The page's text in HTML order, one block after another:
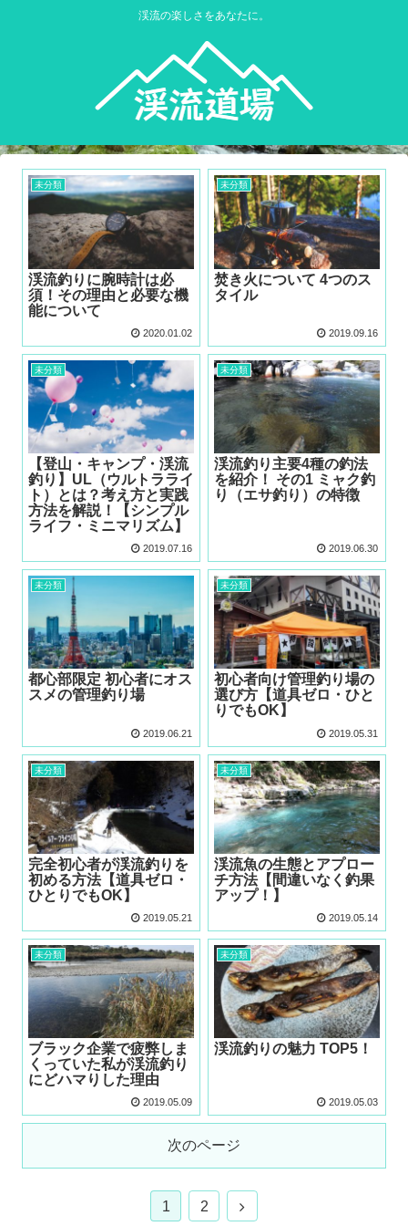
渓流の楽しさをあなたに。
未分類
渓流釣りに腕時計は必
須！その理由と必要な機
能について
2020.01.02
未分類
焚き火について 4つのス
タイル
2019.09.16
未分類
【登山・キャンプ・渓流
釣り】UL（ウルトラライ
ト）とは？考え方と実践
方法を解説！【シンプル
ライフ・ミニマリズム】
2019.07.16
未分類
渓流釣り主要4種の釣法
を紹介！ その1 ミャク釣
り（エサ釣り）の特徴
2019.06.30
未分類
都心部限定 初心者にオス
スメの管理釣り場
2019.06.21
未分類
初心者向け管理釣り場の
選び方【道具ゼロ・ひと
りでもOK】
2019.05.31
未分類
完全初心者が渓流釣りを
初める方法【道具ゼロ・
ひとりでもOK】
2019.05.21
未分類
渓流魚の生態とアプロー
チ方法【間違いなく釣果
アップ！】
2019.05.14
未分類
ブラック企業で疲弊しま
くっていた私が渓流釣り
にどハマりした理由
2019.05.09
未分類
渓流釣りの魅力 TOP5！
2019.05.03
次のページ
1 2